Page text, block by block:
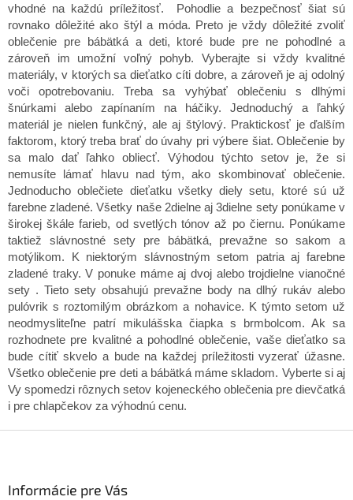
vhodné na každú príležitosť. Pohodlie a bezpečnosť šiat sú
rovnako dôležité ako štýl a móda. Preto je vždy dôležité zvoliť
oblečenie pre bábätká a deti, ktoré bude pre ne pohodlné a
zároveň im umožní voľný pohyb. Vyberajte si vždy kvalitné
materiály, v ktorých sa dieťatko cíti dobre, a zároveň je aj odolný
voči opotrebovaniu. Treba sa vyhýbať oblečeniu s dlhými
šnúrkami alebo zapínaním na háčiky. Jednoduchý a ľahký
materiál je nielen funkčný, ale aj štýlový. Praktickosť je ďalším
faktorom, ktorý treba brať do úvahy pri výbere šiat. Oblečenie by
sa malo dať ľahko obliecť. Výhodou týchto setov je, že si
nemusíte lámať hlavu nad tým, ako skombinovať oblečenie.
Jednoducho oblečiete dieťatku všetky diely setu, ktoré sú už
farebne zladené. Všetky naše 2dielne aj 3dielne sety ponúkame v
širokej škále farieb, od svetlých tónov až po čiernu. Ponúkame
taktiež slávnostné sety pre bábätká, prevažne so sakom a
motýlikom. K niektorým slávnostným setom patria aj farebne
zladené traky. V ponuke máme aj dvoj alebo trojdielne vianočné
sety . Tieto sety obsahujú prevažne body na dlhý rukáv alebo
pulóvrik s roztomilým obrázkom a nohavice. K týmto setom už
neodmysliteľne patrí mikulášska čiapka s brmbolcom. Ak sa
rozhodnete pre kvalitné a pohodlné oblečenie, vaše dieťatko sa
bude cítiť skvelo a bude na každej príležitosti vyzerať úžasne.
Všetko oblečenie pre deti a bábätká máme skladom. Vyberte si aj
Vy spomedzi rôznych setov kojeneckého oblečenia pre dievčatká
i pre chlapčekov za výhodnú cenu.
Informácie pre Vás